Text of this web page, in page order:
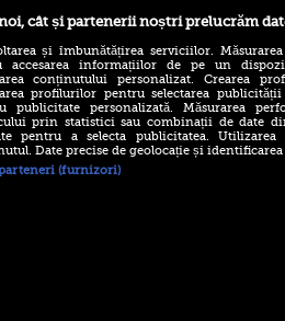
Lumea
din România
Events!
Emoții intense
Sebastian Stan!
cât și partenerii noștri prelucrăm
și îmbunătățirea serviciilor.
accesarea informațiilor de pe un
conținutului personalizat. Crearea
profilurilor pentru selectarea
publicitate personalizată. Măsurarea
prin statistici sau combinații de date
pentru a selecta publicitatea.
Date precise de geolocație și
(furnizori)